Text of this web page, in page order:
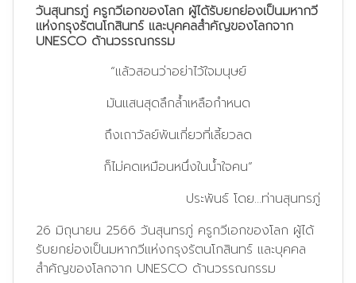
วันสุนทรภู่ ครูกวีเอกของโลก ผู้ได้รับยกย่องเป็นมหากวี
แห่งกรุงรัตนโกสินทร์ และบุคคลสำคัญของโลกจาก
UNESCO ด้านวรรณกรรม
“แล้วสอนว่าอย่าไว้ใจมนุษย์
มันแสนสุดลึกล้ำเหลือกำหนด
ถึงเถาวัลย์พันเกี่ยวที่เลี้ยวลด
ก็ไม่คดเหมือนหนึ่งในน้ำใจคน”
ประพันธ์ โดย…ท่านสุนทรภู่
26 มิถุนายน 2566 วันสุนทรภู่ ครูกวีเอกของโลก ผู้ได้
รับยกย่องเป็นมหากวีแห่งกรุงรัตนโกสินทร์ และบุคคล
สำคัญของโลกจาก UNESCO ด้านวรรณกรรม